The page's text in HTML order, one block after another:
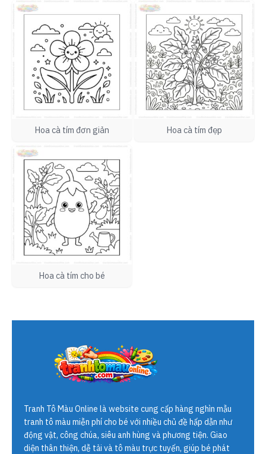
Hoa cà tím đơn giản Hoa cà tím đẹp
Hoa cà tím cho bé
Tranh Tô Màu Online là website cung cấp hàng nghìn mẫu
tranh tô màu miễn phí cho bé với nhiều chủ đề hấp dẫn như
động vật, công chúa, siêu anh hùng và phương tiện. Giao
diện thân thiện, dễ tải và tô màu trực tuyến, giúp bé phát